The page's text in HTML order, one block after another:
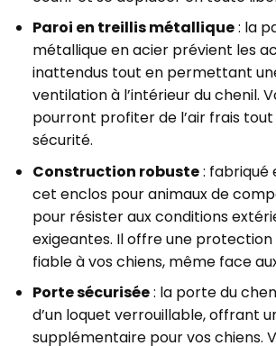
Paroi en treillis métallique: la
métallique en acier prévient les
inattendus tout en permettant
ventilation à l’intérieur du chenil.
pourront profiter de l’air frais
sécurité.
Construction robuste: fabriqué
cet enclos pour animaux de
pour résister aux conditions
exigeantes. Il offre une
fiable à vos chiens, même face
Porte sécurisée: la porte du
d’un loquet verrouillable, offrant
supplémentaire pour vos chiens.